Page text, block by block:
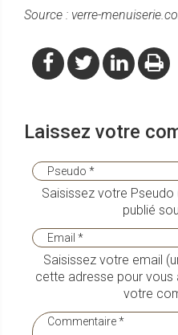
Source : verre-
Laissez votre
Saisissez votre
publié
Saisissez votre email
cette adresse pour vous
votre